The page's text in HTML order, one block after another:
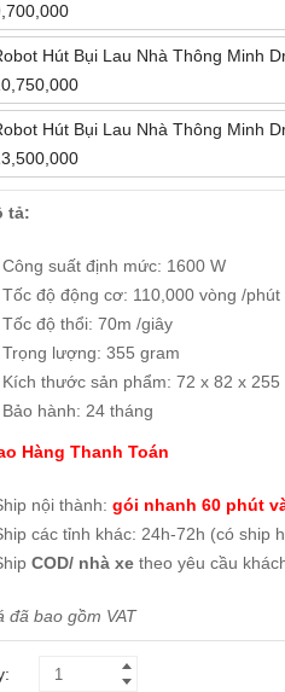
Hút Bụi Lau Nhà Thông Minh
Hút Bụi Lau Nhà Thông Minh
tả:
Công suất định mức: 1600 W
Tốc độ động cơ: 110,000 vòng /phút
Tốc độ thổi: 70m /giây
Trọng lượng: 355 gram
Kích thước sản phẩm: 72 x 82 x 255
Bảo hành: 24 tháng
Hàng Thanh Toán
nội thành: gói nhanh 60 phút
các tỉnh khác: 24h-72h (có ship
COD/ nhà xe theo yêu cầu
đã bao gồm VAT